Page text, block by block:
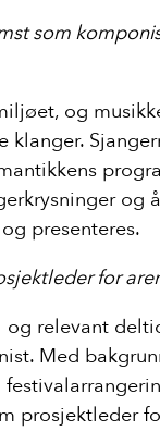
som
og
og
presenteres.
for
og relevant
Med
prosjektleder